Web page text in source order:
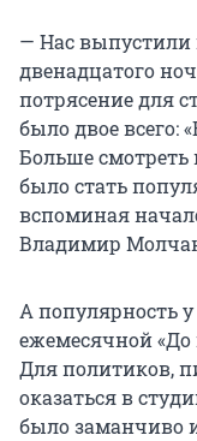
— Нас выпустили
двенадцатого
потрясение для
было двое всего:
Больше смотреть
было стать
вспоминая
Владимир
А популярность
ежемесячной «До
Для политиков,
оказаться в
было заманчиво